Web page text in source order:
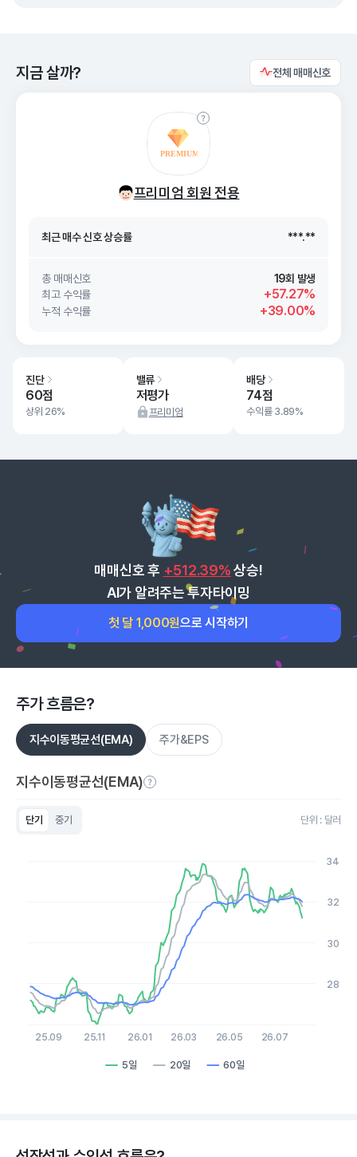
지금 살까? 전체 매매신호
프리미엄 회원 전용
총 매매신호
19회 발생
최고 수익률
+57.27%
누적 수익률 +39.00%
진단
60점
상위 26%
밸류
저평가
프리미엄
배당
74점
수익률 3.89%
매매신호 후 +512.39% 상승!
AI가 알려주는 투자타이밍
첫 달 1,000원으로 시작하기
주가 흐름은?
지수이동평균선(EMA) 주가&EPS
지수이동평균선(EMA)
단기 중기 단위 : 달러
The chart has 1 X axis displaying Time. Data ranges from
The chart has 1 Y axis displaying values. Data ranges from 26
5일 20일 60일
25.09 25.11 26.01 26.03 26.05 26.07
28
30
32
34